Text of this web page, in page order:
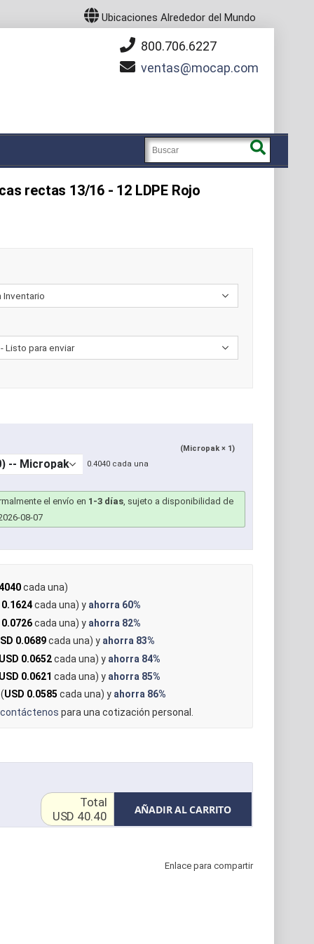
Ubicaciones Alrededor del Mundo
800.706.6227
ventas
mocap.com
rectas 13/16 - 12 LDPE Rojo
(Micropak × 1)
0.4040 cada una
el envío en 1-3 días, sujeto a disponibilidad de
08-07
cada una)
cada una) y ahorra 60%
cada una) y ahorra 82%
0.0689cada una) y ahorra 83%
0.0652cada una) y ahorra 84%
0.0621 cada una) y ahorra 85%
USD 0.0585 cada una) y ahorra 86%
contáctenos para una cotización personal.
AÑADIR AL CARRITO
Total
USD 40.40
Enlace para compartir